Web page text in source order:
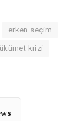
erken seçim
krizi